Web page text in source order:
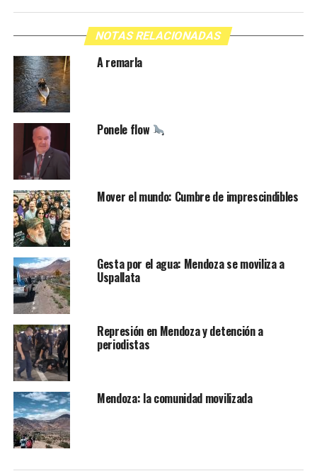
NOTAS RELACIONADAS
A remarla
Ponele flow
Mover el mundo: Cumbre de imprescindibles
Gesta por el agua: Mendoza se moviliza a
Uspallata
Represión en Mendoza y detención a
periodistas
Mendoza: la comunidad movilizada